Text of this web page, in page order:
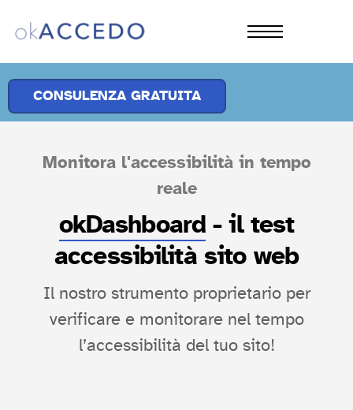
PRODOTTI
SOLUZIONI
APPROFONDIMENTI
CONSULENZA GRATUITA
Monitora l'accessibilità in tempo
reale
okDashboard - il test
accessibilità sito web
Il nostro strumento proprietario per
verificare e monitorare nel tempo
l’accessibilità del tuo sito!